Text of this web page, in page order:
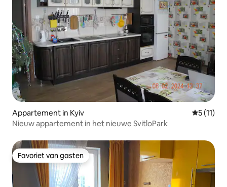
Appartement in Kyiv
5 (11)
Nieuw appartement in het nieuwe SvitloPark
Favoriet van gasten
Favoriet van gasten